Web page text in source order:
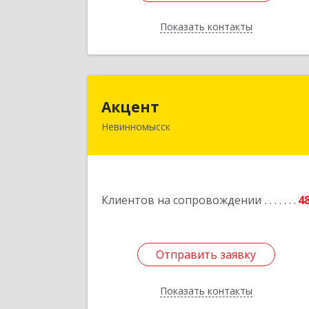
Показать контакты
Назад
Акцент
Невинномысск
Клиентов на сопровождении
Отправить заявку
Показать контакты
357112, Ставропольский край,
Отправить заявку
Назад